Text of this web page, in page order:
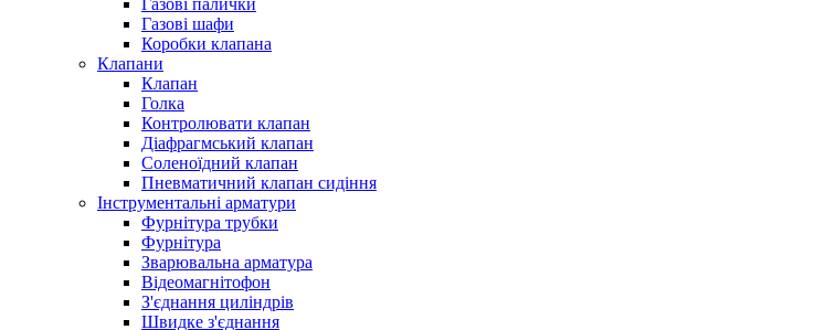
Газові палички
Газові шафи
Коробки клапана
Клапани
Клапан
Голка
Контролювати клапан
Діафрагмський клапан
Соленоїдний клапан
Пневматичний клапан сидіння
Інструментальні арматури
Фурнітура трубки
Фурнітура
Зварювальна арматура
Відеомагнітофон
З'єднання циліндрів
Швидке з'єднання